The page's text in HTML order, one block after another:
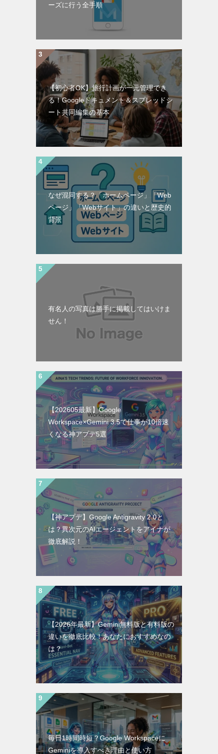
ーズに行う全手順
【初心者OK】旅行計画が一元管理でき
る！Googleドキュメント＆スプレッドシ
ート共同編集の基本
なぜ混同する？「ホームページ」「Web
ページ」「Webサイト」の違いと歴史的
背景
有名人の写真は勝手に掲載してはいけま
せん！
【202605最新】Google
Workspace×Gemini 3.5で仕事が10倍速
くなる神アプデ5選
【神アプデ】Google Antigravity 2.0と
は？異次元のAIエージェントをアイナが
徹底解説！
【2026年最新】Gemini無料版と有料版の
違いを徹底比較！あなたにおすすめなの
は？
毎日1時間時短？Google Workspaceに
Geminiを導入すべき理由と使い方